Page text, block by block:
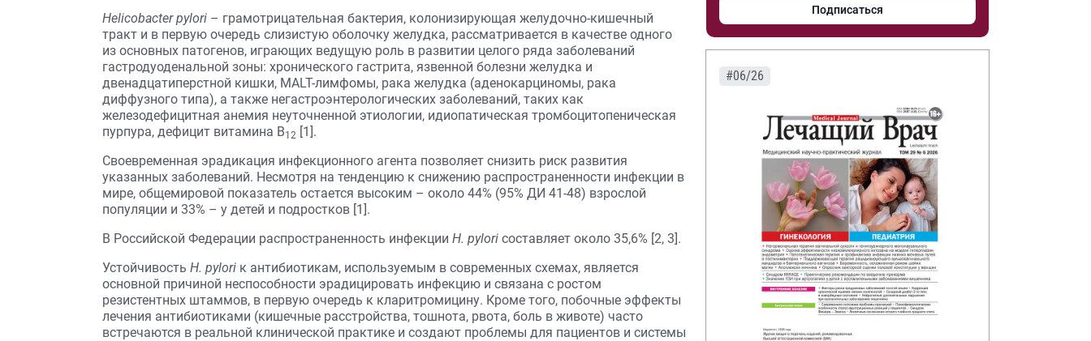
Нelicobacter pylori – грамотрицательная бактерия, колонизирующая желудочно-кишечный
тракт и в первую очередь слизистую оболочку желудка, рассматривается в качестве одного
из основных патогенов, играющих ведущую роль в развитии целого ряда заболеваний
гастродуоденальной зоны: хронического гастрита, язвенной болезни желудка и
двенадцатиперстной кишки, MALT-лимфомы, рака желудка (аденокарциномы, рака
диффузного типа), а также негастроэнтерологических заболеваний, таких как
железодефицитная анемия неуточненной этиологии, идиопатическая тромбоцитопеническая
пурпура, дефицит витамина В12 [1].
Своевременная эрадикация инфекционного агента позволяет снизить риск развития
указанных заболеваний. Несмотря на тенденцию к снижению распространенности инфекции в
мире, общемировой показатель остается высоким – около 44% (95% ДИ 41-48) взрослой
популяции и 33% – у детей и подростков [1].
В Российской Федерации распространенность инфекции H. pylori составляет около 35,6% [2, 3].
Устойчивость H. pylori к антибиотикам, используемым в современных схемах, является
основной причиной неспособности эрадицировать инфекцию и связана с ростом
резистентных штаммов, в первую очередь к кларитромицину. Кроме того, побочные эффекты
лечения антибиотиками (кишечные расстройства, тошнота, рвота, боль в животе) часто
встречаются в реальной клинической практике и создают проблемы для пациентов и системы
Подписаться
#06/26